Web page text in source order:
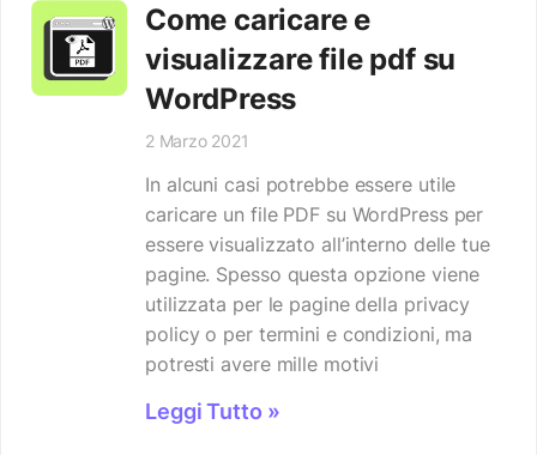
Come caricare e
visualizzare file pdf su
WordPress
2 Marzo 2021
In alcuni casi potrebbe essere utile
caricare un file PDF su WordPress per
essere visualizzato all’interno delle tue
pagine. Spesso questa opzione viene
utilizzata per le pagine della privacy
policy o per termini e condizioni, ma
potresti avere mille motivi
Leggi Tutto »